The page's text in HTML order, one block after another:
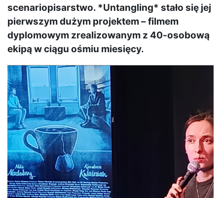
scenariopisarstwo. *Untangling* stało się jej
pierwszym dużym projektem – filmem
dyplomowym zrealizowanym z 40-osobową
ekipą w ciągu ośmiu miesięcy.